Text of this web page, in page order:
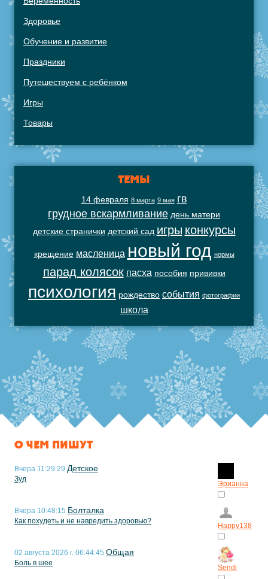
Здоровье
Обучение и развитие
Праздники
Путешествуем с ребёнком
Игры
Товары
ТЕМЫ
14 февраля 8 марта 9 мая гв
грудное вскармливание день матери
детские странички детский сад игры конкурсы
крещение масленица новый год нормы
парад колясок пасха пособия прививки
психология рождество события фотографии
школа
О ЧЕМ ПИШУТ
Вчера 11:29:29 Детское
Зуд
Эрианна
Вчера 10:48:15 Болталка
Как похудеть и не навредить здоровью?
Happy138
02 августа 2026 г. 06:44:45 Общая
Боль в шее
Sendi